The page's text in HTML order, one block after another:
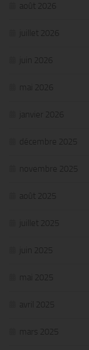
août 2026
juillet 2026
juin 2026
mai 2026
janvier 2026
décembre 2025
novembre 2025
août 2025
juillet 2025
juin 2025
mai 2025
avril 2025
mars 2025